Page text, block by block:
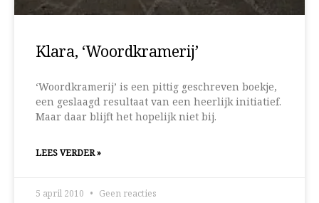
Klara, ‘Woordkramerij’
‘Woordkramerij’ is een pittig geschreven boekje,
een geslaagd resultaat van een heerlijk initiatief.
Maar daar blijft het hopelijk niet bij.
LEES VERDER »
5 april 2010 Geen reacties